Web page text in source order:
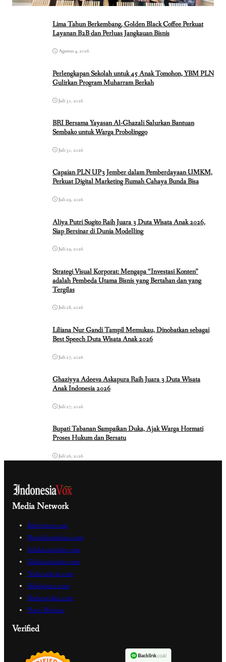
Lima Tahun Berkembang, Golden Black Coffee Perkuat
Layanan B2B dan Perluas Jangkauan Bisnis
Agustus 4, 2026
Perlengkapan Sekolah untuk 45 Anak Tomohon, YBM PLN
Gulirkan Program Muharram Berkah
Juli 31, 2026
BRI Bersama Yayasan Al-Ghazali Salurkan Bantuan
Sembako untuk Warga Probolinggo
Juli 31, 2026
Capaian PLN UP3 Jember dalam Pemberdayaan UMKM,
Perkuat Digital Marketing Rumah Cahaya Bunda Bisa
Juli 29, 2026
Aliya Putri Sugito Raih Juara 3 Duta Wisata Anak 2026,
Siap Bersinar di Dunia Modelling
Juli 29, 2026
Strategi Visual Korporat: Mengapa “Investasi Konten”
adalah Pembeda Utama Bisnis yang Bertahan dan yang
Tergilas
Juli 28, 2026
Liliana Nur Gandi Tampil Memukau, Dinobatkan sebagai
Best Speech Duta Wisata Anak 2026
Juli 27, 2026
Ghaziyya Adeeva Askapura Raih Juara 3 Duta Wisata
Anak Indonesia 2026
Juli 27, 2026
Bupati Tabanan Sampaikan Duka, Ajak Warga Hormati
Proses Hukum dan Bersatu
Juli 26, 2026
Media Network
Kabartren.com
Portaldemokrasi.com
Edukasiupdate.com
Edukasiupdate.com
Nalarrakyat.com
Sabdaguru.com
Radarwaktu.com
Press Release
Verified